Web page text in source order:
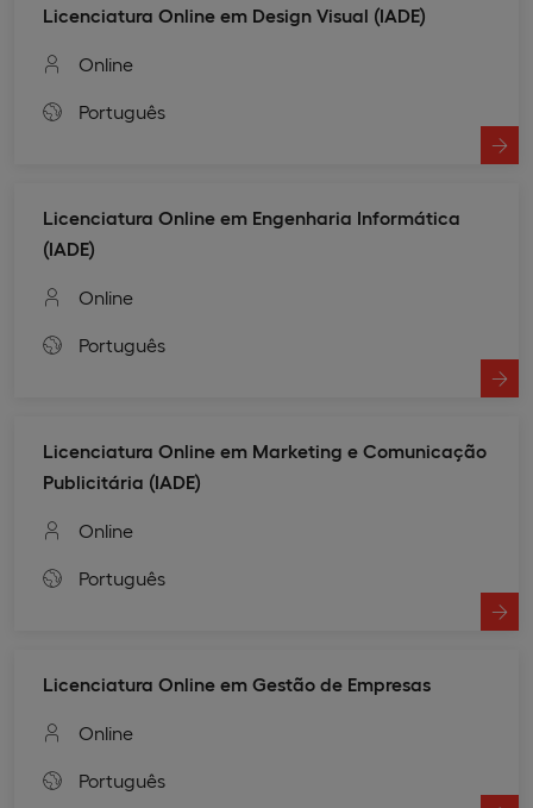
Licenciatura Online em Design Visual (IADE)
Online
Português
Licenciatura Online em Engenharia Informática
(IADE)
Online
Português
Licenciatura Online em Marketing e Comunicação
Publicitária (IADE)
Online
Português
Licenciatura Online em Gestão de Empresas
Online
Português